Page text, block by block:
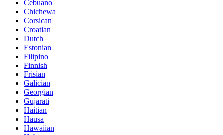
Cebuano
Chichewa
Corsican
Croatian
Dutch
Estonian
Filipino
Finnish
Frisian
Galician
Georgian
Gujarati
Haitian
Hausa
Hawaiian